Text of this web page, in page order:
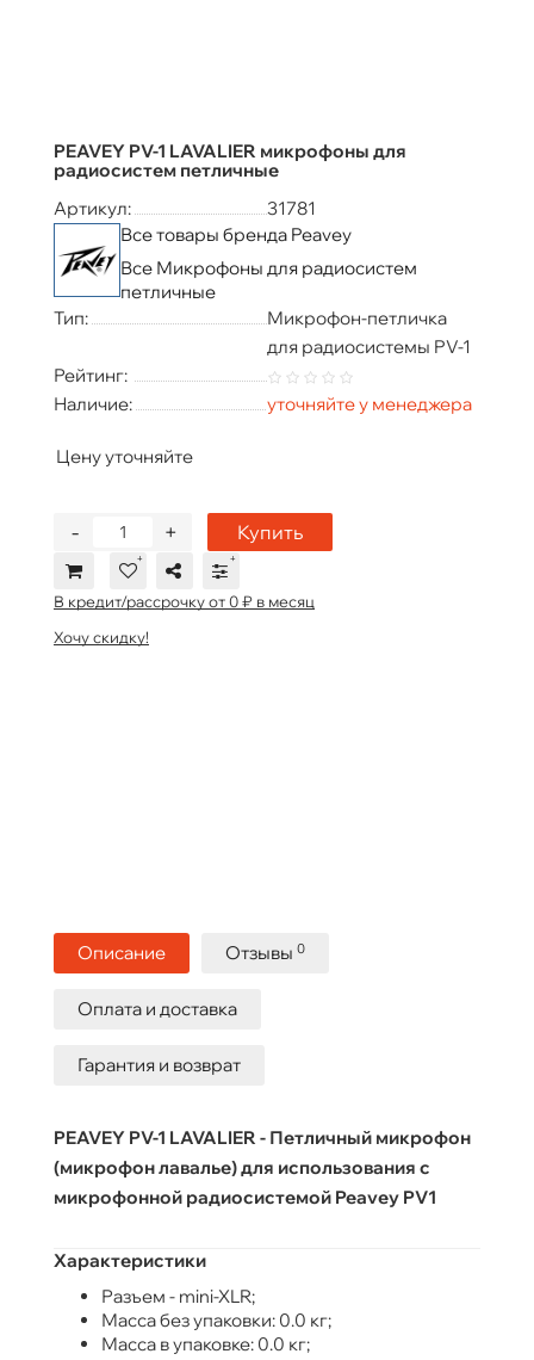
PEAVEY PV-1 LAVALIER микрофоны для
радиосистем петличные
Артикул:
31781
Все товары бренда Peavey
Все Микрофоны для радиосистем
петличные
Тип:
Микрофон-петличка
для радиосистемы PV-1
Рейтинг:
Наличие:
уточняйте у менеджера
Цену уточняйте
+
- Купить
В кредит/рассрочку от 0 ₽ в месяц
Хочу скидку!
Описание Отзывы 0
Оплата и доставка
Гарантия и возврат
PEAVEY PV-1 LAVALIER - Петличный микрофон
(микрофон лавалье) для использования с
микрофонной радиосистемой Peavey PV1
Характеристики
Разъем - mini-XLR;
Масса без упаковки: 0.0 кг;
Масса в упаковке: 0.0 кг;